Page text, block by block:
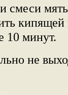
смеси
кипящей
10 минут.
не